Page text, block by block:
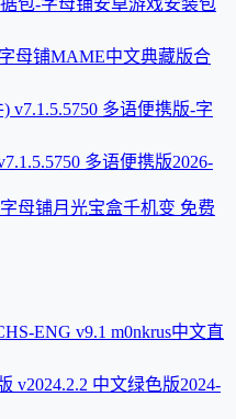
安卓游戏安装包
MAME中文典藏版合
多语便携版2026-
月光宝盒千机变 免费
ENG v9.1 m0nkrus中文直
v2024.2.2 中文绿色版2024-